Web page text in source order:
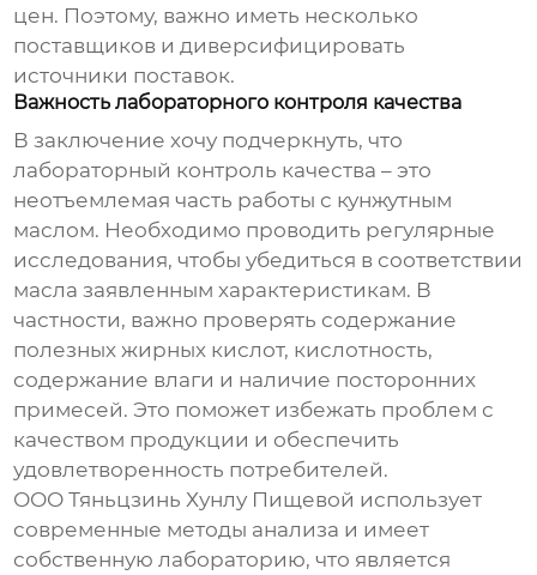
цен. Поэтому, важно иметь несколько
поставщиков и диверсифицировать
источники поставок.
Важность лабораторного контроля качества
В заключение хочу подчеркнуть, что
лабораторный контроль качества – это
неотъемлемая часть работы с кунжутным
маслом. Необходимо проводить регулярные
исследования, чтобы убедиться в соответствии
масла заявленным характеристикам. В
частности, важно проверять содержание
полезных жирных кислот, кислотность,
содержание влаги и наличие посторонних
примесей. Это поможет избежать проблем с
качеством продукции и обеспечить
удовлетворенность потребителей.
ООО Тяньцзинь Хунлу Пищевой использует
современные методы анализа и имеет
собственную лабораторию, что является